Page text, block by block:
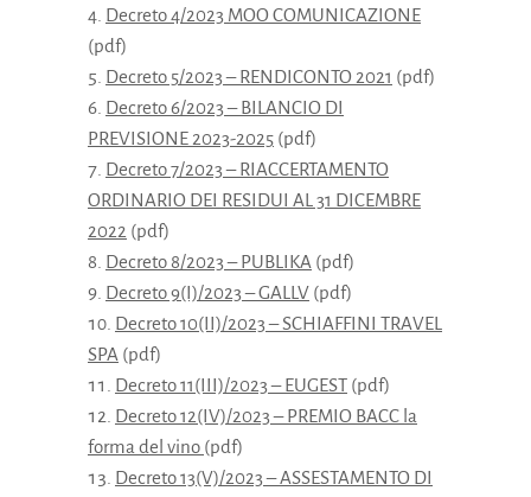
Decreto 4/2023 MOO COMUNICAZIONE
(pdf)
Decreto 5/2023 – RENDICONTO 2021 (pdf)
Decreto 6/2023 – BILANCIO DI
PREVISIONE 2023-2025 (pdf)
Decreto 7/2023 – RIACCERTAMENTO
ORDINARIO DEI RESIDUI AL 31 DICEMBRE
2022 (pdf)
Decreto 8/2023 – PUBLIKA (pdf)
Decreto 9(I)/2023 – GALLV (pdf)
Decreto 10(II)/2023 – SCHIAFFINI TRAVEL
SPA (pdf)
Decreto 11(III)/2023 – EUGEST (pdf)
Decreto 12(IV)/2023 – PREMIO BACC la
forma del vino (pdf)
Decreto 13(V)/2023 – ASSESTAMENTO DI